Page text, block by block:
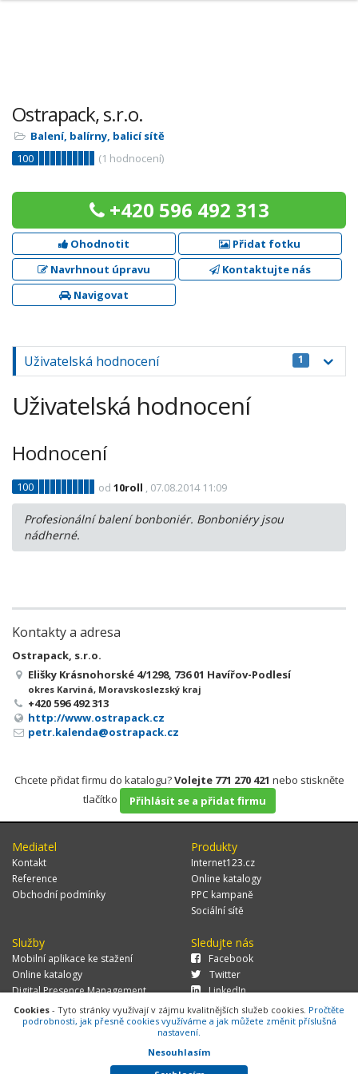
Ostrapack, s.r.o.
Balení, balírny, balicí sítě
100
(1 hodnocení)
+420 596 492 313
Ohodnotit
Přidat fotku
Navrhnout úpravu
Kontaktujte nás
Navigovat
Uživatelská hodnocení 1
Uživatelská hodnocení
Hodnocení
100 od 10roll , 07.08.2014 11:09
Profesionální balení bonboniér. Bonboniéry jsou
nádherné.
Kontakty a adresa
Ostrapack, s.r.o.
Elišky Krásnohorské 4/1298, 736 01 Havířov-Podlesí
okres Karviná, Moravskoslezský kraj
+420 596 492 313
http://www.ostrapack.cz
petr.kalenda@ostrapack.cz
Chcete přidat firmu do katalogu?Volejte 771 270 421 nebo stiskněte
tlačítko
Přihlásit se a přidat firmu
Mediatel
Kontakt
Reference
Obchodní podmínky
Produkty
Internet123.cz
Online katalogy
PPC kampaně
Sociální sítě
Služby
Mobilní aplikace ke stažení
Online katalogy
Digital Presence Management
Více zákazníků
Sledujte nás
Facebook
Twitter
LinkedIn
© 2026 MEDIATEL CZ, s.r.o.,Za Potokem 46/4, 106 00 Praha 10, tel.:
+420 771 270 421, verze 1.29.0.143,
Cookies
Cookies - Tyto stránky využívají v zájmu kvalitnějších služeb cookies. Pročtěte
podrobnosti, jak přesně cookies využíváme a jak můžete změnit příslušná
nastavení.
Nesouhlasím